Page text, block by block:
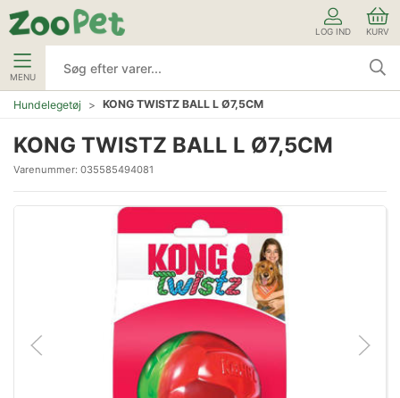
LOG IND KURV
MENU
Hundelegetøj KONG TWISTZ BALL L Ø7,5CM
KONG TWISTZ BALL L Ø7,5CM
Varenummer: 035585494081